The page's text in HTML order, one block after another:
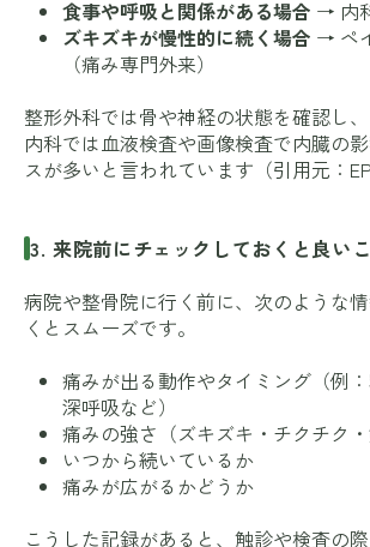
食事や呼吸と関係がある場合 → 内
ズキズキが慢性的に続く場合 → ペ
（痛み専門外来）
整形外科では骨や神経の状態を確認し、
内科では血液検査や画像検査で内臓の
スが多いと言われています（引用元：
3. 来院前にチェックしておくと良い
病院や整骨院に行く前に、次のような
くとスムーズです。
痛みが出る動作やタイミング（例：
深呼吸など）
痛みの強さ（ズキズキ・チクチク・
いつから続いているか
痛みが広がるかどうか
こうした記録があると、触診や検査の